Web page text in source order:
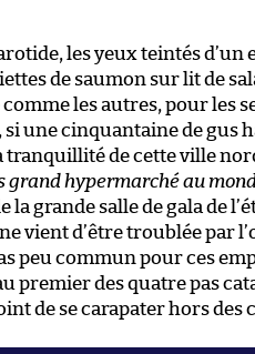
les yeux teintés d’un
de saumon sur lit de
les autres, pour les
une cinquantaine de gus
tranquillité de cette ville
grand hypermarché au
grande salle de gala de
vient d’être troublée par
peu commun pour ces
premier des quatre pas
de se carapater hors des